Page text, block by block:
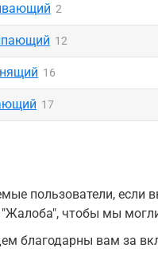
2
12
16
17
пользователи, если
"Жалоба", чтобы мы
благодарны вам за